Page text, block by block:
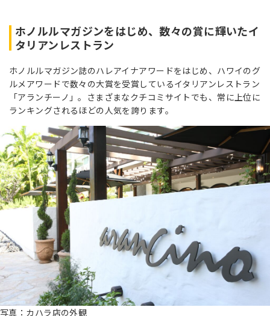
ホノルルマガジンをはじめ、数々の賞に輝いたイ
タリアンレストラン
ホノルルマガジン誌のハレアイナアワードをはじめ、ハワイのグ
ルメアワードで数々の大賞を受賞しているイタリアンレストラン
「アランチーノ」。さまざまなクチコミサイトでも、常に上位に
ランキングされるほどの人気を誇ります。
写真：カハラ店の外観